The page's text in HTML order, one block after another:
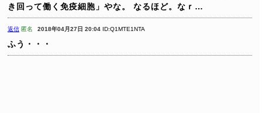
き回って働く免疫細胞」やな。
なるほど。なｒ…
返信 匿名 2018年04月27日 20:04 ID:Q1MTE1NTA
ふう・・・